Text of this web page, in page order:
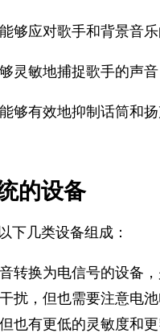
够应对歌手和背景音
灵敏地捕捉歌手的声
够有效地抑制话筒和
的设备
下几类设备组成：
转换为电信号的设备
扰，但也需要注意电
也有更低的灵敏度和